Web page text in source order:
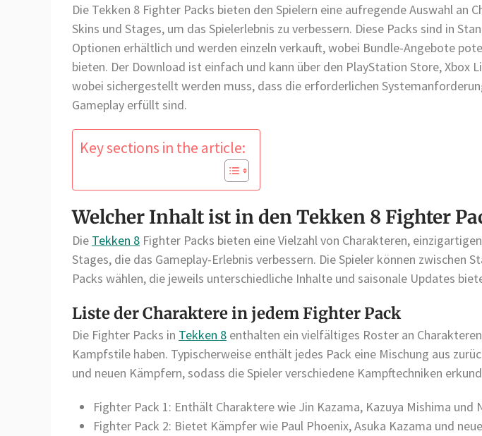
Die Tekken 8 Fighter Packs bieten den Spielern eine aufregende Auswahl an
Skins und Stages, um das Spielerlebnis zu verbessern. Diese Packs sind in
Optionen erhältlich und werden einzeln verkauft, wobei Bundle-Angebote
bieten. Der Download ist einfach und kann über den PlayStation Store, Xbox
wobei sichergestellt werden muss, dass die erforderlichen
Gameplay erfüllt sind.
Key sections in the article:
Welcher Inhalt ist in den Tekken 8 Fighter
Die Tekken 8 Fighter Packs bieten eine Vielzahl von Charakteren,
Stages, die das Gameplay-Erlebnis verbessern. Die Spieler können zwischen
Packs wählen, die jeweils unterschiedliche Inhalte und saisonale Updates
Liste der Charaktere in jedem Fighter Pack
Die Fighter Packs in Tekken 8 enthalten ein vielfältiges Roster an
Kampfstile haben. Typischerweise enthält jedes Pack eine Mischung aus
und neuen Kämpfern, sodass die Spieler verschiedene Kampftechniken
Fighter Pack 1: Enthält Charaktere wie Jin Kazama, Kazuya Mishima und
Fighter Pack 2: Bietet Kämpfer wie Paul Phoenix, Asuka Kazama und